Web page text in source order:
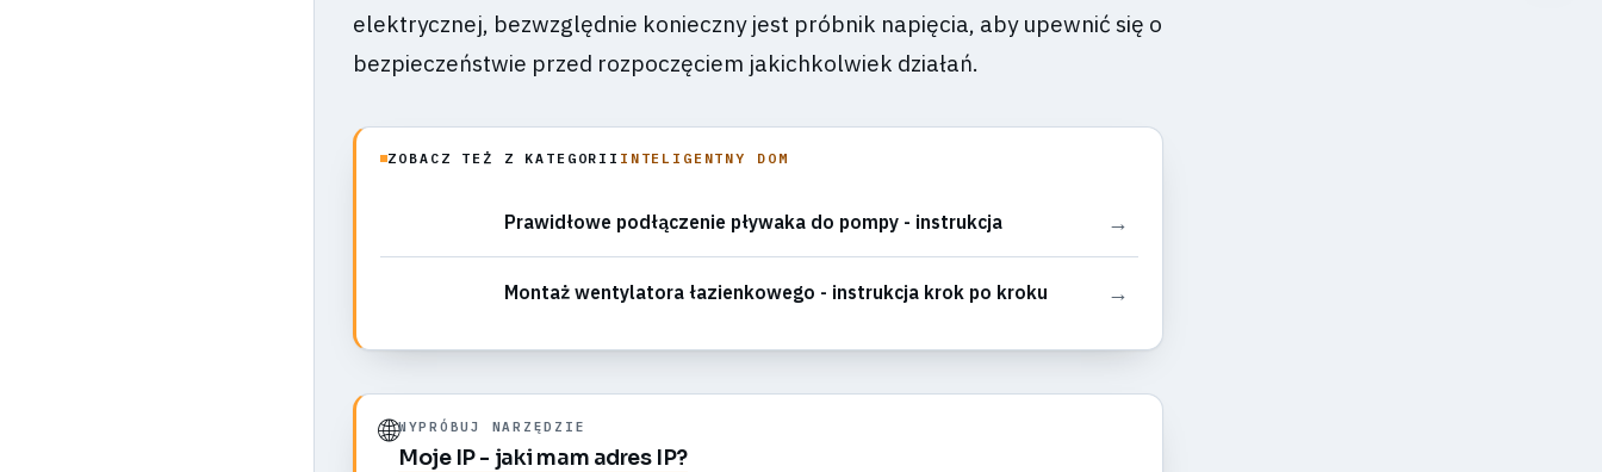
elektrycznej, bezwzględnie konieczny jest próbnik napięcia, aby upewnić się o
bezpieczeństwie przed rozpoczęciem jakichkolwiek działań.
ZOBACZ TEŻ Z KATEGORII INTELIGENTNY DOM
Prawidłowe podłączenie pływaka do pompy - instrukcja →
Montaż wentylatora łazienkowego - instrukcja krok po kroku →
🌐WYPRÓBUJ NARZĘDZIE
Moje IP - jaki mam adres IP?